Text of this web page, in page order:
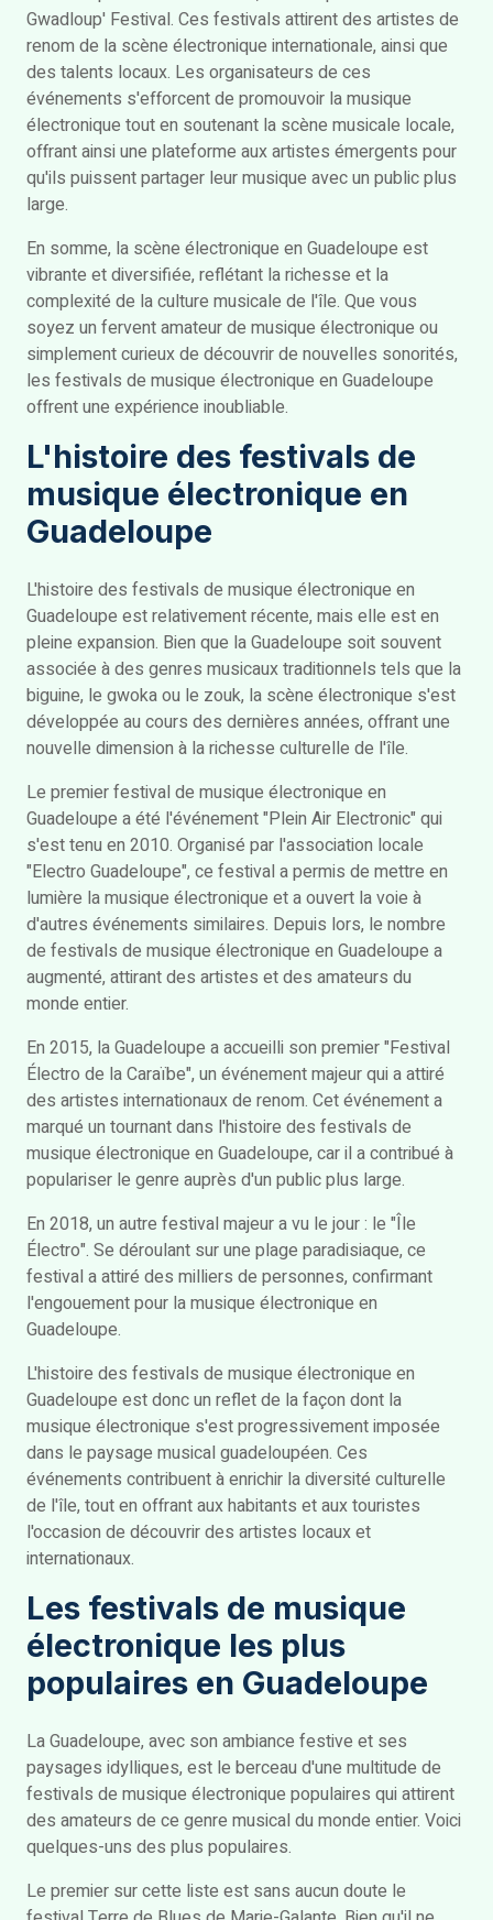
Gwadloup' Festival. Ces festivals attirent des artistes de
renom de la scène électronique internationale, ainsi que
des talents locaux. Les organisateurs de ces
événements s'efforcent de promouvoir la musique
électronique tout en soutenant la scène musicale locale,
offrant ainsi une plateforme aux artistes émergents pour
qu'ils puissent partager leur musique avec un public plus
large.
En somme, la scène électronique en Guadeloupe est
vibrante et diversifiée, reflétant la richesse et la
complexité de la culture musicale de l'île. Que vous
soyez un fervent amateur de musique électronique ou
simplement curieux de découvrir de nouvelles sonorités,
les festivals de musique électronique en Guadeloupe
offrent une expérience inoubliable.
L'histoire des festivals de
musique électronique en
Guadeloupe
L'histoire des festivals de musique électronique en
Guadeloupe est relativement récente, mais elle est en
pleine expansion. Bien que la Guadeloupe soit souvent
associée à des genres musicaux traditionnels tels que la
biguine, le gwoka ou le zouk, la scène électronique s'est
développée au cours des dernières années, offrant une
nouvelle dimension à la richesse culturelle de l'île.
Le premier festival de musique électronique en
Guadeloupe a été l'événement "Plein Air Electronic" qui
s'est tenu en 2010. Organisé par l'association locale
"Electro Guadeloupe", ce festival a permis de mettre en
lumière la musique électronique et a ouvert la voie à
d'autres événements similaires. Depuis lors, le nombre
de festivals de musique électronique en Guadeloupe a
augmenté, attirant des artistes et des amateurs du
monde entier.
En 2015, la Guadeloupe a accueilli son premier "Festival
Électro de la Caraïbe", un événement majeur qui a attiré
des artistes internationaux de renom. Cet événement a
marqué un tournant dans l'histoire des festivals de
musique électronique en Guadeloupe, car il a contribué à
populariser le genre auprès d'un public plus large.
En 2018, un autre festival majeur a vu le jour : le "Île
Électro". Se déroulant sur une plage paradisiaque, ce
festival a attiré des milliers de personnes, confirmant
l'engouement pour la musique électronique en
Guadeloupe.
L'histoire des festivals de musique électronique en
Guadeloupe est donc un reflet de la façon dont la
musique électronique s'est progressivement imposée
dans le paysage musical guadeloupéen. Ces
événements contribuent à enrichir la diversité culturelle
de l'île, tout en offrant aux habitants et aux touristes
l'occasion de découvrir des artistes locaux et
internationaux.
Les festivals de musique
électronique les plus
populaires en Guadeloupe
La Guadeloupe, avec son ambiance festive et ses
paysages idylliques, est le berceau d'une multitude de
festivals de musique électronique populaires qui attirent
des amateurs de ce genre musical du monde entier. Voici
quelques-uns des plus populaires.
Le premier sur cette liste est sans aucun doute le